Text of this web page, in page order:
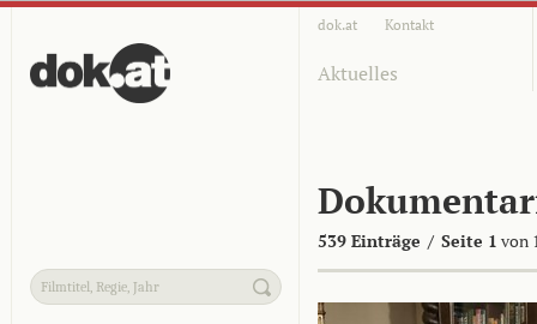
dok.at Kontakt
Aktuelles
539 Einträge / Seite 1 von